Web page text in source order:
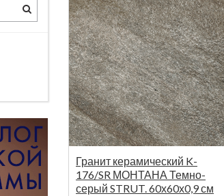
Гранит керамический K-
176/SR МОНТАНА Темно-
серый STRUT. 60х60х0,9 см